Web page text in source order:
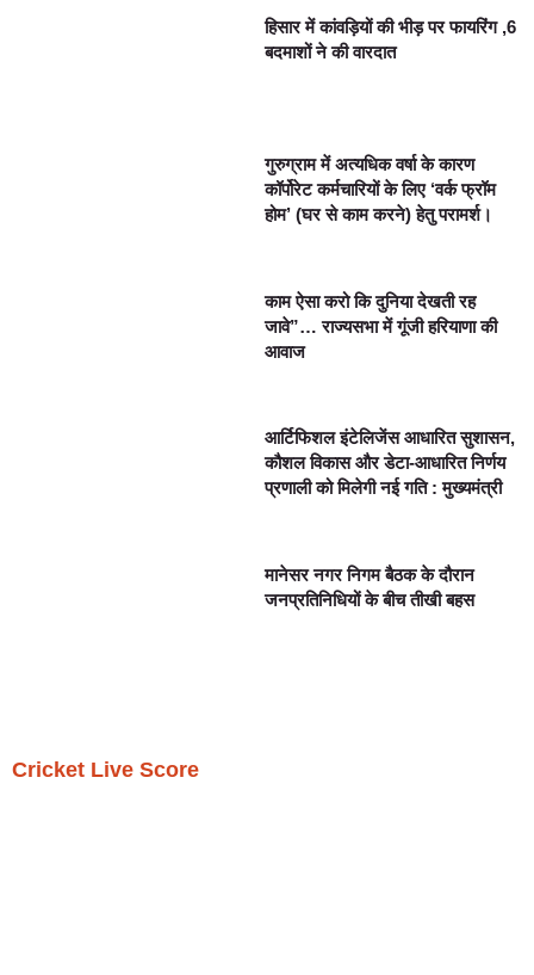
हिसार में कांवड़ियों की भीड़ पर फायरिंग ,6
बदमाशों ने की वारदात
गुरुग्राम में अत्यधिक वर्षा के कारण
कॉर्पोरेट कर्मचारियों के लिए ‘वर्क फ्रॉम
होम’ (घर से काम करने) हेतु परामर्श।
काम ऐसा करो कि दुनिया देखती रह
जावे”… राज्यसभा में गूंजी हरियाणा की
आवाज
आर्टिफिशल इंटेलिजेंस आधारित सुशासन,
कौशल विकास और डेटा-आधारित निर्णय
प्रणाली को मिलेगी नई गति : मुख्यमंत्री
मानेसर नगर निगम बैठक के दौरान
जनप्रतिनिधियों के बीच तीखी बहस
Cricket Live Score